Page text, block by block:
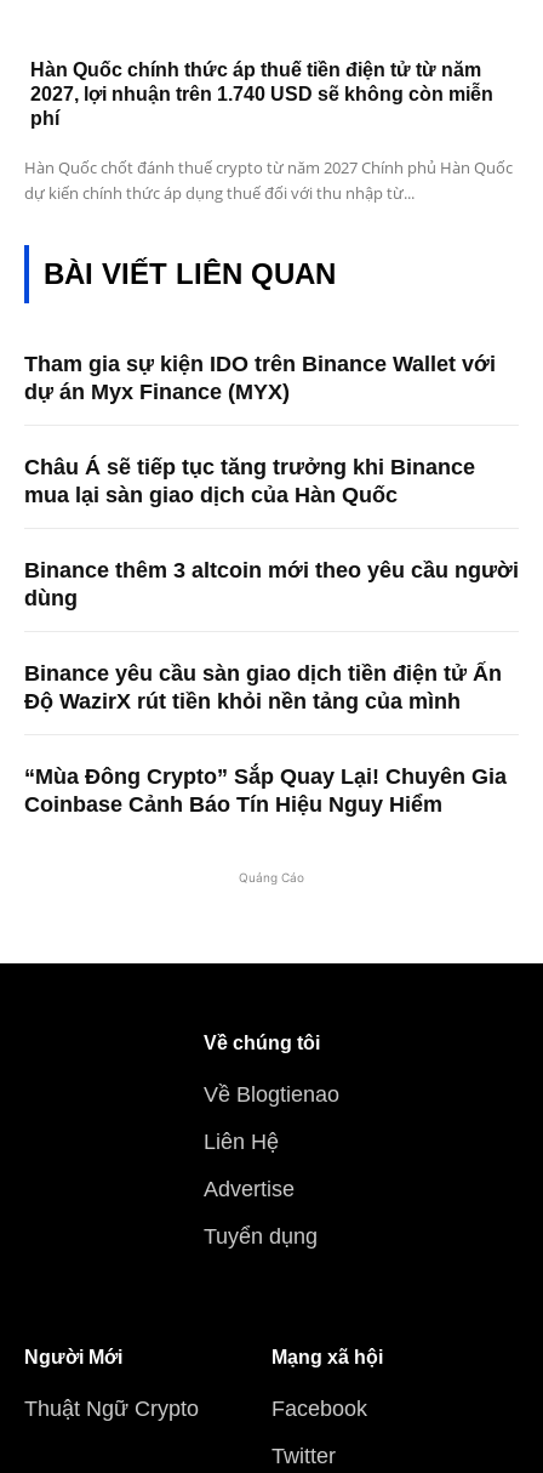
Hàn Quốc chính thức áp thuế tiền điện tử từ năm
2027, lợi nhuận trên 1.740 USD sẽ không còn miễn
phí
Hàn Quốc chốt đánh thuế crypto từ năm 2027 Chính phủ Hàn Quốc
dự kiến chính thức áp dụng thuế đối với thu nhập từ...
BÀI VIẾT LIÊN QUAN
Tham gia sự kiện IDO trên Binance Wallet với
dự án Myx Finance (MYX)
Châu Á sẽ tiếp tục tăng trưởng khi Binance
mua lại sàn giao dịch của Hàn Quốc
Binance thêm 3 altcoin mới theo yêu cầu người
dùng
Binance yêu cầu sàn giao dịch tiền điện tử Ấn
Độ WazirX rút tiền khỏi nền tảng của mình
“Mùa Đông Crypto” Sắp Quay Lại! Chuyên Gia
Coinbase Cảnh Báo Tín Hiệu Nguy Hiểm
Quảng Cáo
Về chúng tôi
Về Blogtienao
Liên Hệ
Advertise
Tuyển dụng
Người Mới
Thuật Ngữ Crypto
Mạng xã hội
Facebook
Twitter